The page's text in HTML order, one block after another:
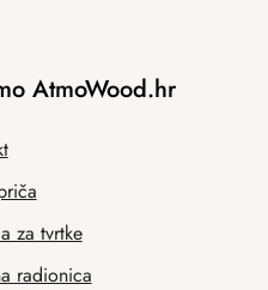
AtmoWood.hr
za tvrtke
radionica